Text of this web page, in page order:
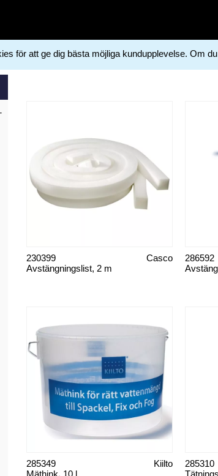
för att ge dig bästa möjliga kundupplevelse. Om
Avstängningslist, 2 m
Casco
230399 286592
Kiilto
285349 285310